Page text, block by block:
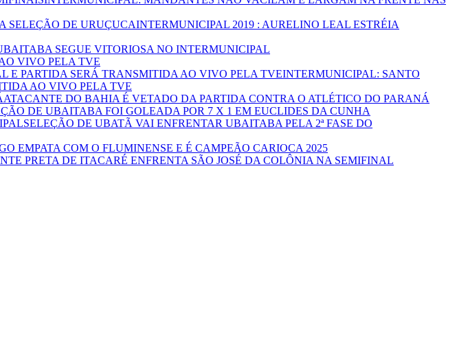
INTERMUNICIPAL 2019 : AURELINO LEAL ESTRÉIA
SEGUE VITORIOSA NO INTERMUNICIPAL
VIVO PELA TVE
INTERMUNICIPAL: SANTO
AO VIVO PELA TVE
ATACANTE DO BAHIA É VETADO DA PARTIDA CONTRA O ATLÉTICO DO PARANÁ
DE UBAITABA FOI GOLEADA POR 7 X 1 EM EUCLIDES DA CUNHA
SELEÇÃO DE UBATÃ VAI ENFRENTAR UBAITABA PELA 2ª FASE DO
EMPATA COM O FLUMINENSE E É CAMPEÃO CARIOCA 2025
PRETA DE ITACARÉ ENFRENTA SÃO JOSÉ DA COLÔNIA NA SEMIFINAL